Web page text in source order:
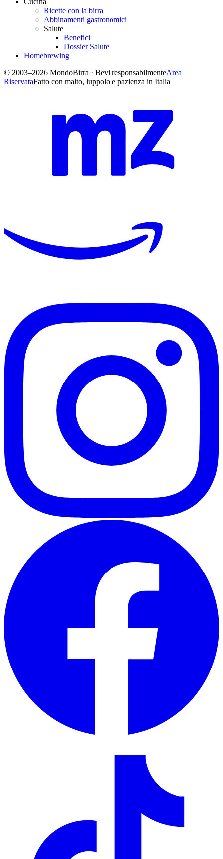
Cucina
Ricette con la birra
Abbinamenti gastronomici
Salute
Benefici
Dossier Salute
Homebrewing
© 2003–2026 MondoBirra · Bevi responsabilmenteArea
RiservataFatto con malto, luppolo e pazienza in Italia